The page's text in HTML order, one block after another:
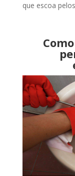
que escoa